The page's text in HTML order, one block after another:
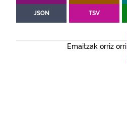
JSON TSV
Emaitzak orriz orri